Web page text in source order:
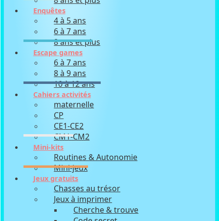
Enquêtes
4 à 5 ans
6 à 7 ans
8 ans et plus
Escape games
6 à 7 ans
8 à 9 ans
10 à 12 ans
Cahiers activités
maternelle
CP
CE1-CE2
CM1-CM2
Mini-kits
Routines & Autonomie
Mini-jeux
Jeux gratuits
Chasses au trésor
Jeux à imprimer
Cherche & trouve